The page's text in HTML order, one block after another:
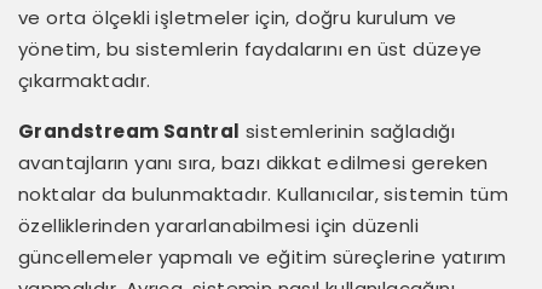
ve orta ölçekli işletmeler için, doğru kurulum ve
yönetim, bu sistemlerin faydalarını en üst düzeye
çıkarmaktadır.
Grandstream Santral sistemlerinin sağladığı
avantajların yanı sıra, bazı dikkat edilmesi gereken
noktalar da bulunmaktadır. Kullanıcılar, sistemin tüm
özelliklerinden yararlanabilmesi için düzenli
güncellemeler yapmalı ve eğitim süreçlerine yatırım